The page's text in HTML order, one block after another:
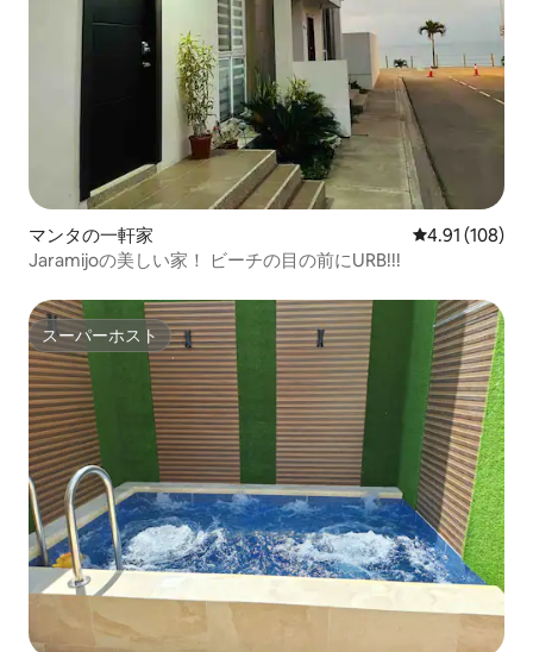
マンタの一軒家 レビュー108
4.91 (108)
Jaramijoの美しい家！ ビーチの目の前にURB!!!
スーパーホスト
スーパーホスト